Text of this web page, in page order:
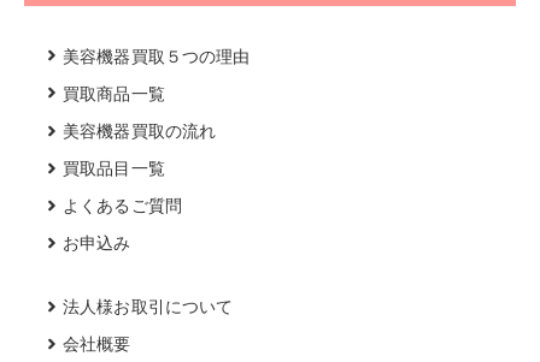
美容機器買取５つの理由
買取商品一覧
美容機器買取の流れ
買取品目一覧
よくあるご質問
お申込み
法人様お取引について
会社概要